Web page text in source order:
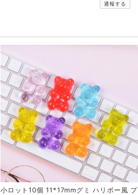
通報する
小ロット10個 11*17mmグミ ハリボー風 プ